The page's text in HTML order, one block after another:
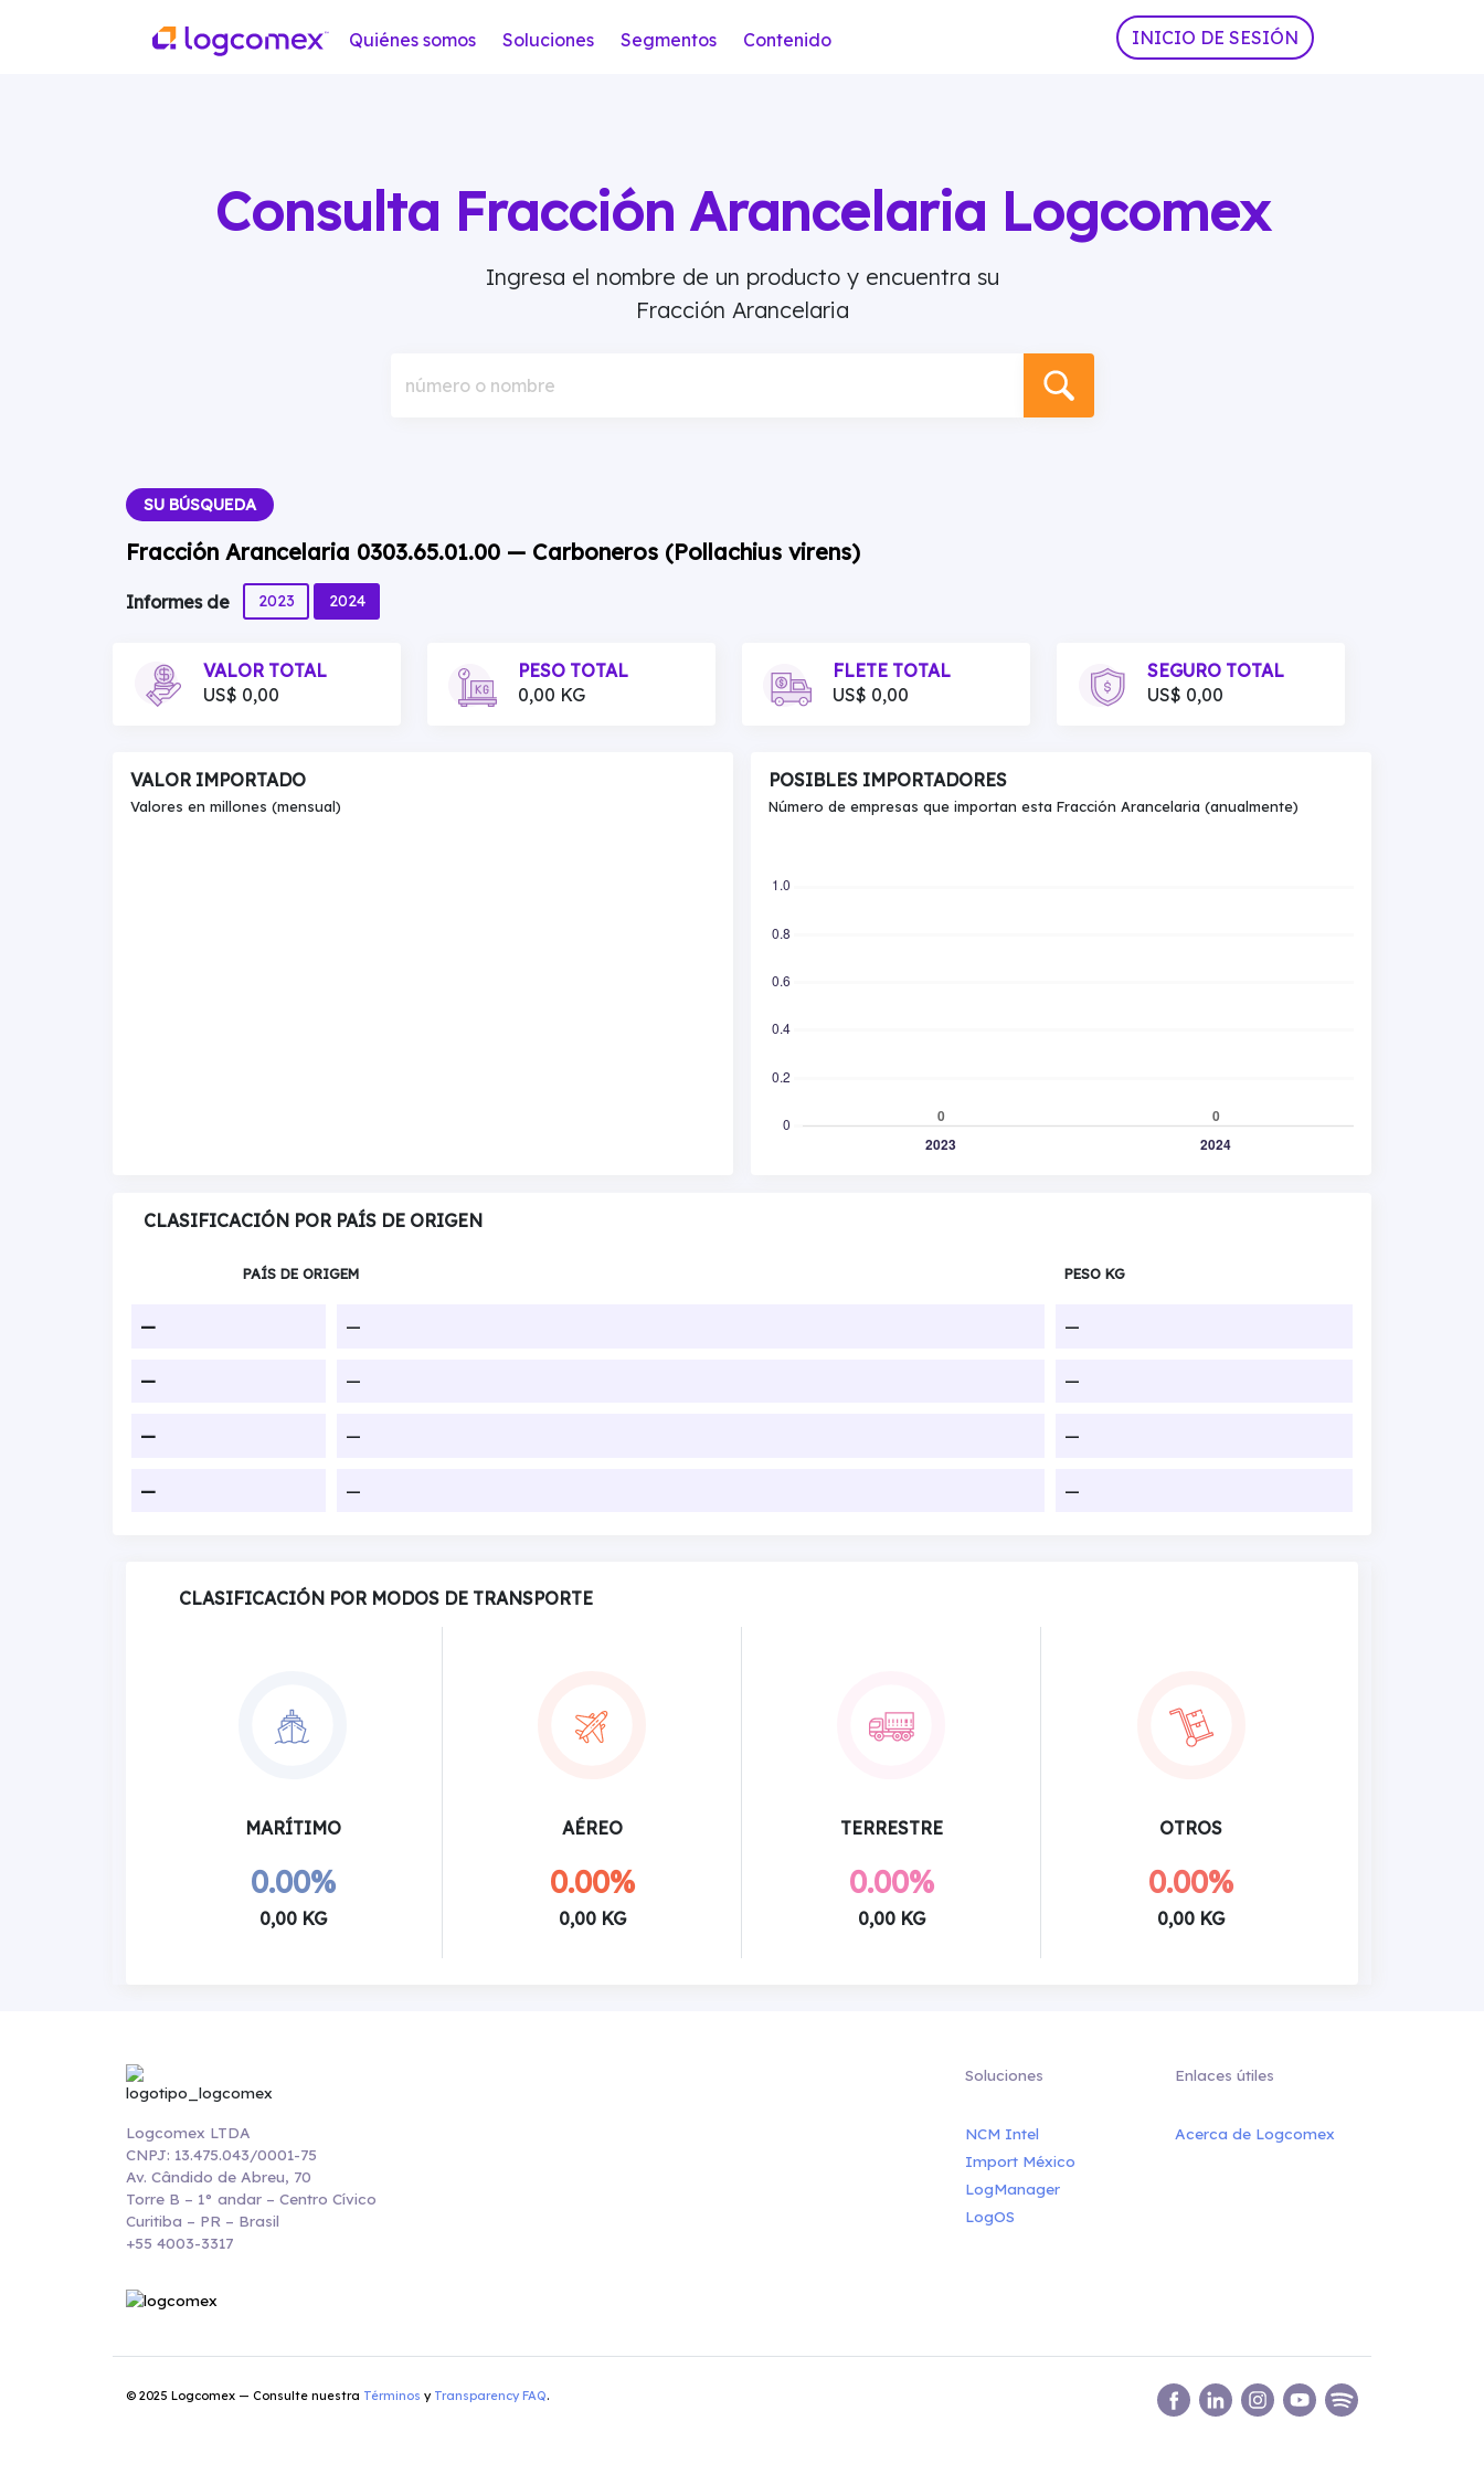
Quiénes somos Soluciones Segmentos Contenido INICIO DE SESIÓN
Consulta Fracción Arancelaria Logcomex
Ingresa el nombre de un producto y encuentra su
Fracción Arancelaria
número o nombre
SU BÚSQUEDA
Fracción Arancelaria 0303.65.01.00 — Carboneros (Pollachius virens)
Informes de 2023 2024
VALOR TOTAL
US$ 0,00
PESO TOTAL
0,00 KG
FLETE TOTAL
US$ 0,00
SEGURO TOTAL
US$ 0,00
VALOR IMPORTADO
Valores en millones (mensual)
POSIBLES IMPORTADORES
Número de empresas que importan esta Fracción Arancelaria (anualmente)
CLASIFICACIÓN POR PAÍS DE ORIGEN
PAÍS DE ORIGEM PESO KG
— — —
— — —
— — —
— — —
CLASIFICACIÓN POR MODOS DE TRANSPORTE
MARÍTIMO
0.00%
0,00 KG
AÉREO
0.00%
0,00 KG
TERRESTRE
0.00%
0,00 KG
OTROS
0.00%
0,00 KG
Logcomex LTDA
CNPJ: 13.475.043/0001-75
Av. Cândido de Abreu, 70
Torre B – 1° andar – Centro Cívico
Curitiba – PR – Brasil
+55 4003-3317
Soluciones
NCM Intel
Import México
LogManager
LogOS
Enlaces útiles
Acerca de Logcomex
© 2025 Logcomex — Consulte nuestra Términos y Transparency FAQ.